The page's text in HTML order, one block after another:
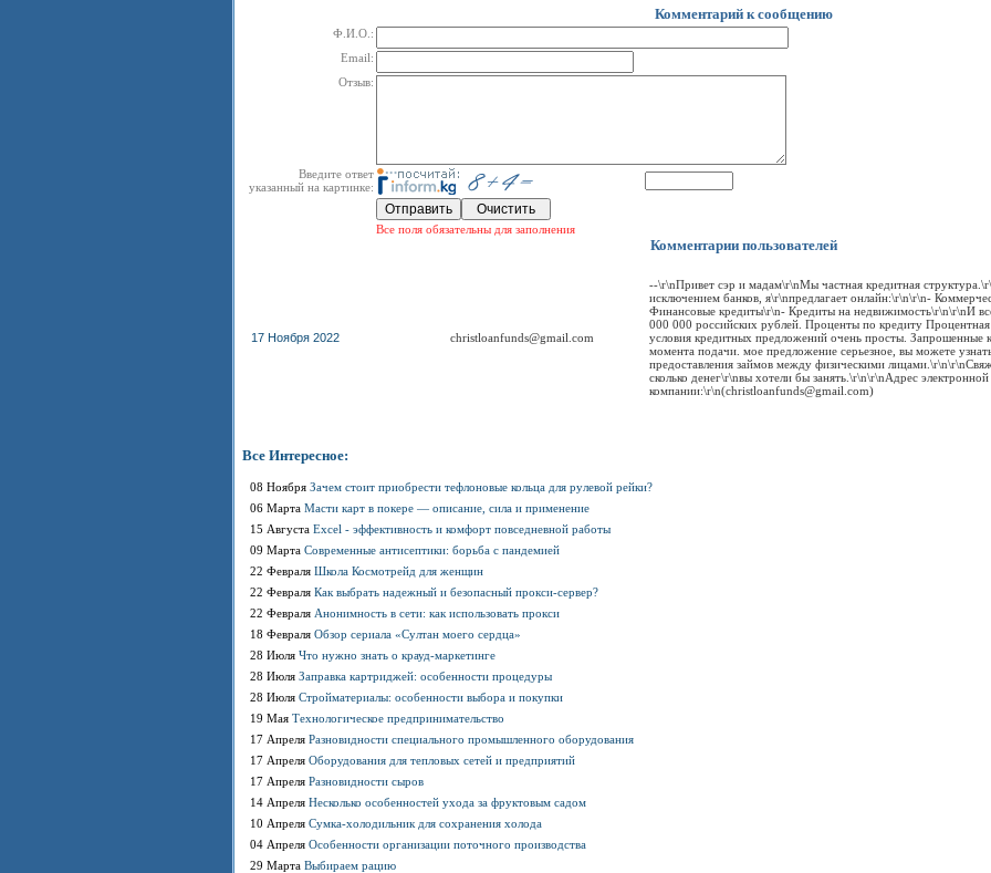
Комментарий к сообщению
Ф.И.О.:
Email:
Отзыв:
Введите ответ
указанный на картинке:
Все поля обязательны для заполнения
Комментарии пользователей
17 Ноября 2022 christloanfunds@gmail.com
--\r\nПривет сэр и мадам\r\nМы частная кредитная
исключением банков, я\r\nпредлагает онлайн:\r\n\r\n-
Финансовые кредиты\r\n- Кредиты на недвижимость\r\n\r\nИ
000 000 российских рублей. Проценты по кредиту Процентная
условия кредитных предложений очень просты. Запрошенные
момента подачи. мое предложение серьезное, вы можете
предоставления займов между физическими
сколько денег\r\nвы хотели бы занять.\r\n\r\nАдрес
компании:\r\n(christloanfunds@gmail.com)
Все Интересное:
08 Ноября Зачем стоит приобрести тефлоновые кольца для рулевой рейки?
06 Марта Масти карт в покере — описание, сила и применение
15 Августа Excel - эффективность и комфорт повседневной работы
09 Марта Современные антисептики: борьба с пандемией
22 Февраля Школа Космотрейд для женщин
22 Февраля Как выбрать надежный и безопасный прокси-сервер?
22 Февраля Анонимность в сети: как использовать прокси
18 Февраля Обзор сериала «Султан моего сердца»
28 Июля Что нужно знать о крауд-маркетинге
28 Июля Заправка картриджей: особенности процедуры
28 Июля Стройматериалы: особенности выбора и покупки
19 Мая Технологическое предпринимательство
17 Апреля Разновидности специального промышленного оборудования
17 Апреля Оборудования для тепловых сетей и предприятий
17 Апреля Разновидности сыров
14 Апреля Несколько особенностей ухода за фруктовым садом
10 Апреля Сумка-холодильник для сохранения холода
04 Апреля Особенности организации поточного производства
29 Марта Выбираем рацию